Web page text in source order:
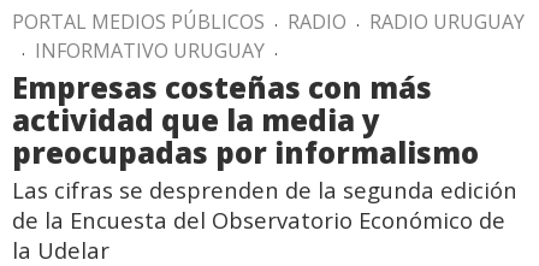
PORTAL MEDIOS PÚBLICOS . RADIO . RADIO URUGUAY
. INFORMATIVO URUGUAY .
Empresas costeñas con más
actividad que la media y
preocupadas por informalismo
Las cifras se desprenden de la segunda edición
de la Encuesta del Observatorio Económico de
la Udelar